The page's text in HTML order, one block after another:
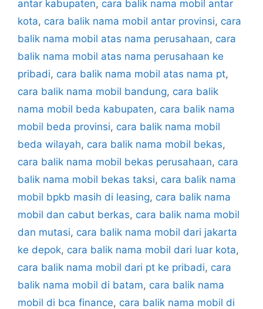
antar kabupaten, cara balik nama mobil antar
kota, cara balik nama mobil antar provinsi, cara
balik nama mobil atas nama perusahaan, cara
balik nama mobil atas nama perusahaan ke
pribadi, cara balik nama mobil atas nama pt,
cara balik nama mobil bandung, cara balik
nama mobil beda kabupaten, cara balik nama
mobil beda provinsi, cara balik nama mobil
beda wilayah, cara balik nama mobil bekas,
cara balik nama mobil bekas perusahaan, cara
balik nama mobil bekas taksi, cara balik nama
mobil bpkb masih di leasing, cara balik nama
mobil dan cabut berkas, cara balik nama mobil
dan mutasi, cara balik nama mobil dari jakarta
ke depok, cara balik nama mobil dari luar kota,
cara balik nama mobil dari pt ke pribadi, cara
balik nama mobil di batam, cara balik nama
mobil di bca finance, cara balik nama mobil di